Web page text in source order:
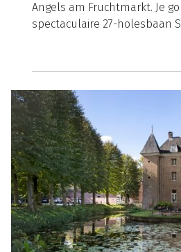
Angels am Fruchtmarkt. Je
spectaculaire 27-holesbaan